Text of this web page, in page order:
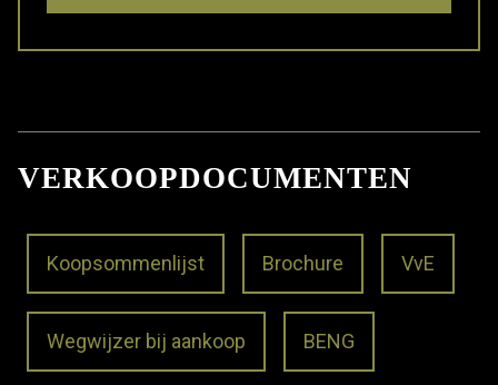
VERKOOPDOCUMENTEN
Koopsommenlijst Brochure VvE
Wegwijzer bij aankoop BENG